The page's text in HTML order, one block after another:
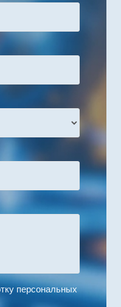
персональных